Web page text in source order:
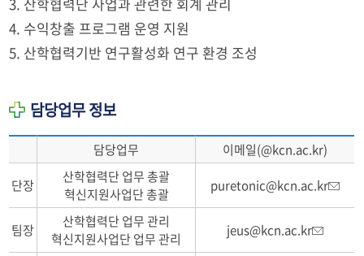
4. 수익창출 프로그램 운영 지원
5. 산학협력기반 연구활성화 연구 환경 조성
담당업무 정보
담당업무
이메일(@kcn.ac.kr)
단장
산학협력단 업무 총괄
혁신지원사업단 총괄
puretonic@kcn.ac.kr
팀장
산학협력단 업무 관리
혁신지원사업단 업무 관리
jeus@kcn.ac.kr